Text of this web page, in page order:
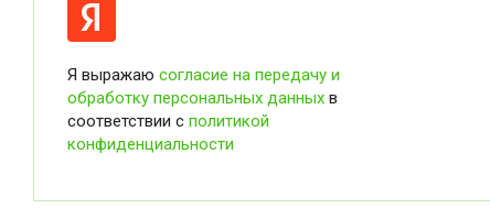
Я выражаю согласие на передачу и
обработку персональных данных в
соответствии с политикой
конфиденциальности